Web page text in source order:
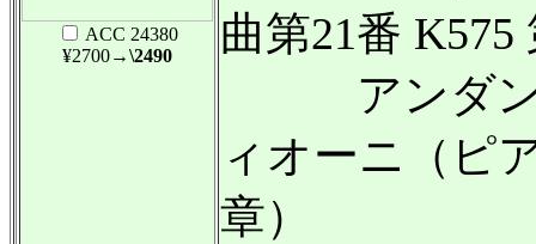
ACC 24380
¥2700→\2490
曲第21番 K575
アンダンテ
ィオーニ（ピ
章）